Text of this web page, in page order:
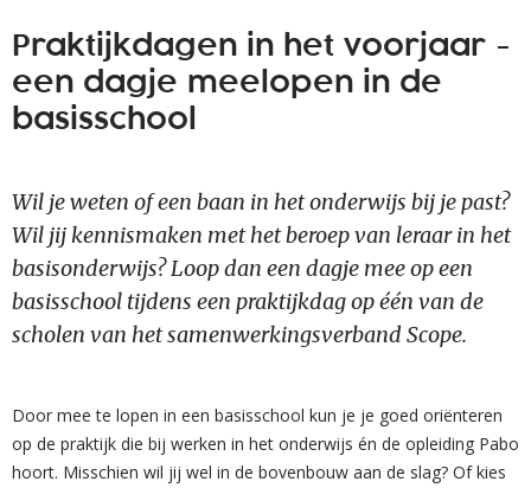
Praktijkdagen in het voorjaar -
een dagje meelopen in de
basisschool
Wil je weten of een baan in het onderwijs bij je past?
Wil jij kennismaken met het beroep van leraar in het
basisonderwijs? Loop dan een dagje mee op een
basisschool tijdens een praktijkdag op één van de
scholen van het samenwerkingsverband Scope.
Door mee te lopen in een basisschool kun je je goed oriënteren
op de praktijk die bij werken in het onderwijs én de opleiding Pabo
hoort. Misschien wil jij wel in de bovenbouw aan de slag? Of kies